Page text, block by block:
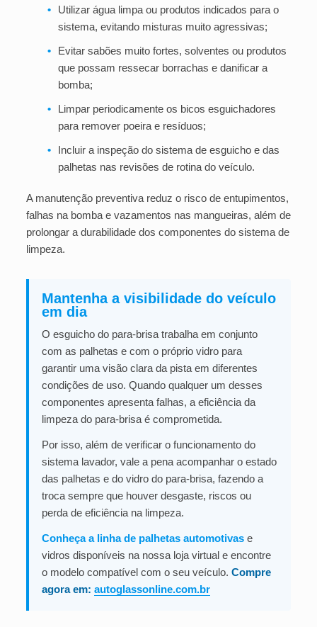
•
Utilizar água limpa ou produtos indicados para o
sistema, evitando misturas muito agressivas;
•
Evitar sabões muito fortes, solventes ou produtos
que possam ressecar borrachas e danificar a
bomba;
•
Limpar periodicamente os bicos esguichadores
para remover poeira e resíduos;
•
Incluir a inspeção do sistema de esguicho e das
palhetas nas revisões de rotina do veículo.
A manutenção preventiva reduz o risco de entupimentos,
falhas na bomba e vazamentos nas mangueiras, além de
prolongar a durabilidade dos componentes do sistema de
limpeza.
Mantenha a visibilidade do veículo
em dia
O esguicho do para-brisa trabalha em conjunto
com as palhetas e com o próprio vidro para
garantir uma visão clara da pista em diferentes
condições de uso. Quando qualquer um desses
componentes apresenta falhas, a eficiência da
limpeza do para-brisa é comprometida.
Por isso, além de verificar o funcionamento do
sistema lavador, vale a pena acompanhar o estado
das palhetas e do vidro do para-brisa, fazendo a
troca sempre que houver desgaste, riscos ou
perda de eficiência na limpeza.
Conheça a linha de palhetas automotivase
vidros disponíveis na nossa loja virtual e encontre
o modelo compatível com o seu veículo. Compre
agora em: autoglassonline.com.br